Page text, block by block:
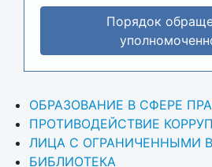
Порядок
ОБРАЗОВАНИЕ В СФЕРЕ
ПРОТИВОДЕЙСТВИЕ
ЛИЦА С ОГРАНИЧЕННЫМИ
БИБЛИОТЕКА